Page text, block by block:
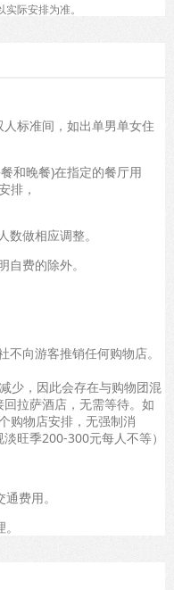
际安排为准。
标准间，如出单男单女住
和晚餐)在指定的餐厅用
排，
数做相应调整。
费的除外。
不向游客推销任何购物店。
少，因此会存在与购物团混
拉萨酒店，无需等待。如
购物店安排，无强制消
旺季200-300元每人不等）
费用。